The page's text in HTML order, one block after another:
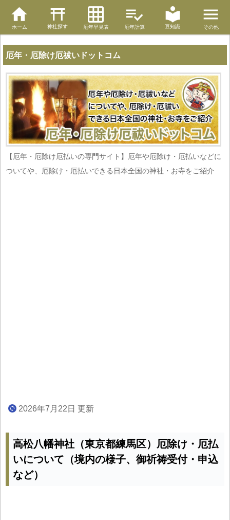
ホーム 神社探す 厄年早見表 厄年計算 豆知識 その他
厄年・厄除け厄祓いドットコム
【厄年・厄除け厄払いの専門サイト】厄年や厄除け・厄払いなどに
ついてや、厄除け・厄払いできる日本全国の神社・お寺をご紹介
2026年7月22日 更新
高松八幡神社（東京都練馬区）厄除け・厄払
いについて（境内の様子、御祈祷受付・申込
など）